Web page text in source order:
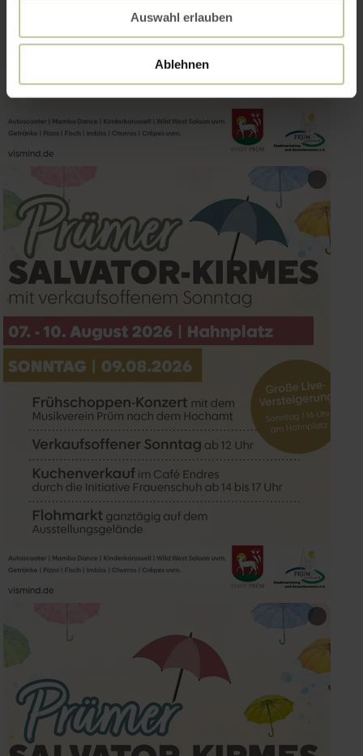
Auswahl erlauben
Ablehnen